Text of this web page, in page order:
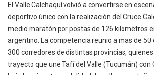
El Valle Calchaquí volvió a convertirse en
deportivo único con la realización del Cruce
medio maratón por postas de 126 kilómetros
argentino. La competencia reunió a más de 50
300 corredores de distintas provincias, quienes
trayecto que une Tafí del Valle (Tucumán) con